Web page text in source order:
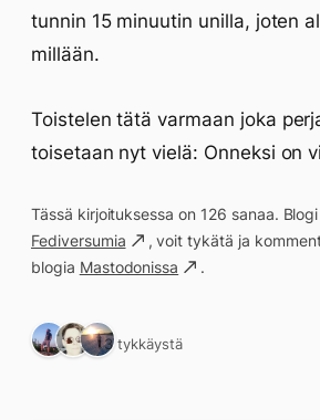
tunnin 15 minuutin unilla, joten
millään.
Toistelen tätä varmaan joka
toisetaan nyt vielä: Onneksi on
Tässä kirjoituksessa on 126 sanaa.
Fediversumia
, voit tykätä ja
blogia Mastodonissa .
3 tykkäystä